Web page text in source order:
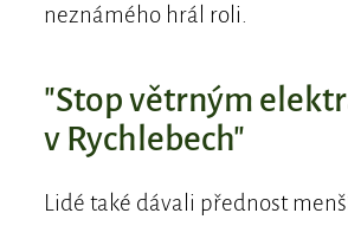
neznámého hrál roli.
"Stop větrným
v Rychlebech"
Lidé také dávali přednost